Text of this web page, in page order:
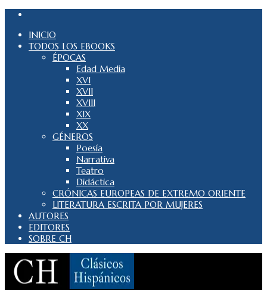
INICIO
TODOS LOS EBOOKS
ÉPOCAS
Edad Media
XVI
XVII
XVIII
XIX
XX
GÉNEROS
Poesía
Narrativa
Teatro
Didáctica
CRÓNICAS EUROPEAS DE EXTREMO ORIENTE
LITERATURA ESCRITA POR MUJERES
AUTORES
EDITORES
SOBRE CH